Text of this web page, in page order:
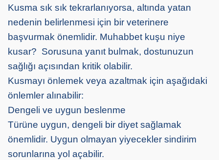
Kusma sık sık tekrarlanıyorsa, altında yatan
nedenin belirlenmesi için bir veterinere
başvurmak önemlidir. Muhabbet kuşu niye
kusar? Sorusuna yanıt bulmak, dostunuzun
sağlığı açısından kritik olabilir.
Kusmayı önlemek veya azaltmak için aşağıdaki
önlemler alınabilir:
Dengeli ve uygun beslenme
Türüne uygun, dengeli bir diyet sağlamak
önemlidir. Uygun olmayan yiyecekler sindirim
sorunlarına yol açabilir.